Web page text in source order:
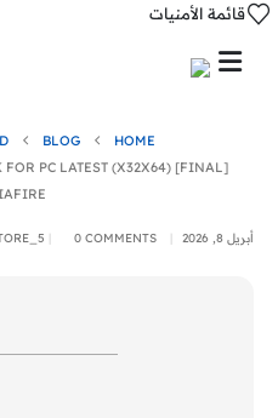
قائمة الأمنيات
HOME
BLOG
FOR PC LATEST (X32X64) [FINAL]
أبريل 8, 2026 0 COMMENTS